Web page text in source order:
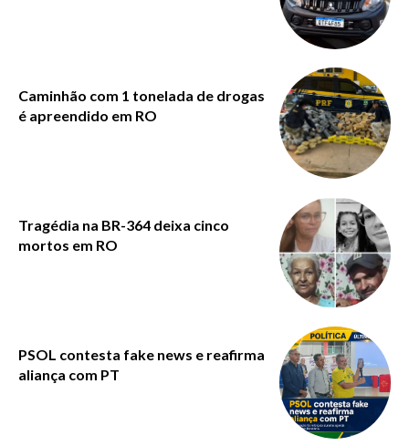
Caminhão com 1 tonelada de drogas
é apreendido em RO
Tragédia na BR-364 deixa cinco
mortos em RO
PSOL contesta fake news e reafirma
aliança com PT